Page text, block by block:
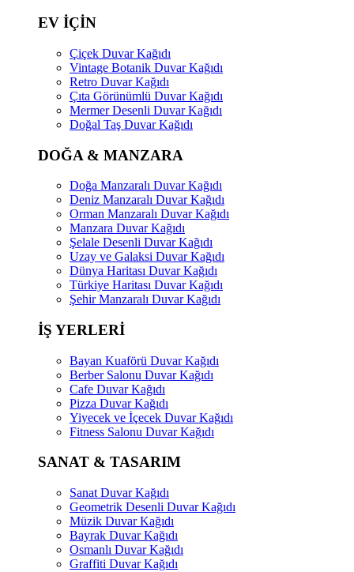
EV İÇİN
Çiçek Duvar Kağıdı
Vintage Botanik Duvar Kağıdı
Retro Duvar Kağıdı
Çıta Görünümlü Duvar Kağıdı
Mermer Desenli Duvar Kağıdı
Doğal Taş Duvar Kağıdı
DOĞA & MANZARA
Doğa Manzaralı Duvar Kağıdı
Deniz Manzaralı Duvar Kağıdı
Orman Manzaralı Duvar Kağıdı
Manzara Duvar Kağıdı
Şelale Desenli Duvar Kağıdı
Uzay ve Galaksi Duvar Kağıdı
Dünya Haritası Duvar Kağıdı
Türkiye Haritası Duvar Kağıdı
Şehir Manzaralı Duvar Kağıdı
İŞ YERLERİ
Bayan Kuaförü Duvar Kağıdı
Berber Salonu Duvar Kağıdı
Cafe Duvar Kağıdı
Pizza Duvar Kağıdı
Yiyecek ve İçecek Duvar Kağıdı
Fitness Salonu Duvar Kağıdı
SANAT & TASARIM
Sanat Duvar Kağıdı
Geometrik Desenli Duvar Kağıdı
Müzik Duvar Kağıdı
Bayrak Duvar Kağıdı
Osmanlı Duvar Kağıdı
Graffiti Duvar Kağıdı